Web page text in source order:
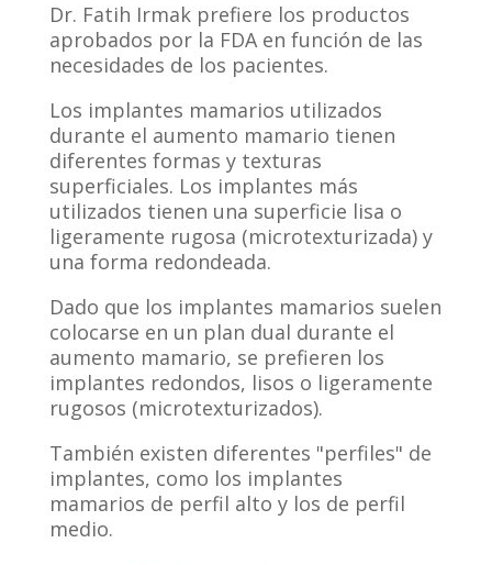
Dr. Fatih Irmak prefiere los productos
aprobados por la FDA en función de las
necesidades de los pacientes.
Los implantes mamarios utilizados
durante el aumento mamario tienen
diferentes formas y texturas
superficiales. Los implantes más
utilizados tienen una superficie lisa o
ligeramente rugosa (microtexturizada) y
una forma redondeada.
Dado que los implantes mamarios suelen
colocarse en un plan dual durante el
aumento mamario, se prefieren los
implantes redondos, lisos o ligeramente
rugosos (microtexturizados).
También existen diferentes "perfiles" de
implantes, como los implantes
mamarios de perfil alto y los de perfil
medio.